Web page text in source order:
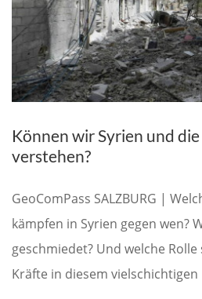
Können wir Syrien und
verstehen?
GeoComPass SALZBURG |
kämpfen in Syrien gegen wen?
geschmiedet? Und welche
Kräfte in diesem vielschichtigen